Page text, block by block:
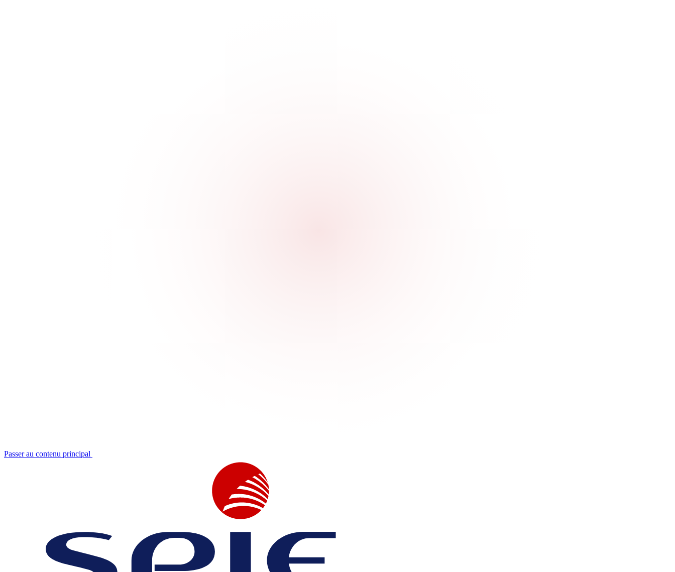
Passer au contenu principal